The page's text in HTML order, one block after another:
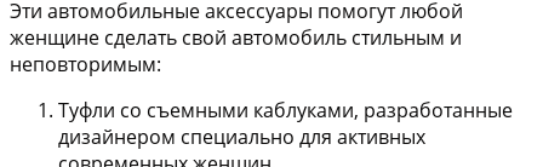
Эти автомобильные аксессуары помогут любой
женщине сделать свой автомобиль стильным и
неповторимым:
Туфли со съемными каблуками, разработанные
дизайнером специально для активных